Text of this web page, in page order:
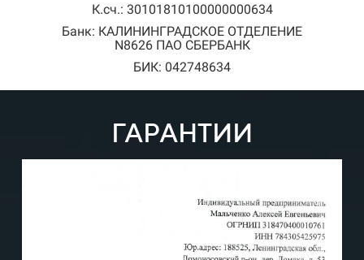
К.сч.: 30101810100000000634
Банк: КАЛИНИНГРАДСКОЕ ОТДЕЛЕНИЕ
N8626 ПАО СБЕРБАНК
БИК: 042748634
ГАРАНТИИ